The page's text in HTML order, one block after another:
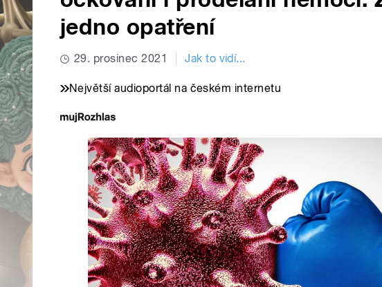
jedno opatření
29. prosinec 2021 Jak to vidí...
Největší audioportál na českém internetu